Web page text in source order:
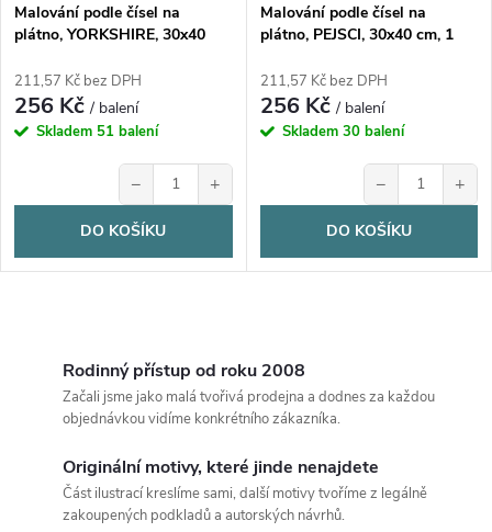
Malování podle čísel na
plátno, YORKSHIRE, 30x40
211,57 Kč bez DPH
256 Kč/ balení
Skladem 51 balení
− +
DO KOŠÍKU
Malování podle čísel na
plátno, PEJSCI, 30x40 cm, 1
211,57 Kč bez DPH
256 Kč/ balení
Skladem 30 balení
− +
DO KOŠÍKU
Rodinný přístup od roku 2008
Začali jsme jako malá tvořivá prodejna a dodnes za každou
objednávkou vidíme konkrétního zákazníka.
Originální motivy, které jinde nenajdete
Část ilustrací kreslíme sami, další motivy tvoříme z legálně
zakoupených podkladů a autorských návrhů.